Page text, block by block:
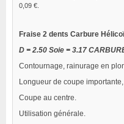
0,09 €
Fraise 2 dents Carbure
D = 2.50 Soie = 3.17
Contournage, rainurage en
Longueur de coupe
Coupe au centre.
Utilisation générale.